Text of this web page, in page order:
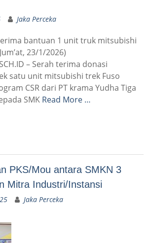
Jaka Perceka
bantuan 1 unit truk mitsubishi
23/1/2026)
– Serah terima donasi
satu unit mitsubishi trek Fuso
CSR dari PT krama Yudha Tiga
SMK Read More …
PKS/Mou antara SMKN 3
Mitra Industri/Instansi
Jaka Perceka